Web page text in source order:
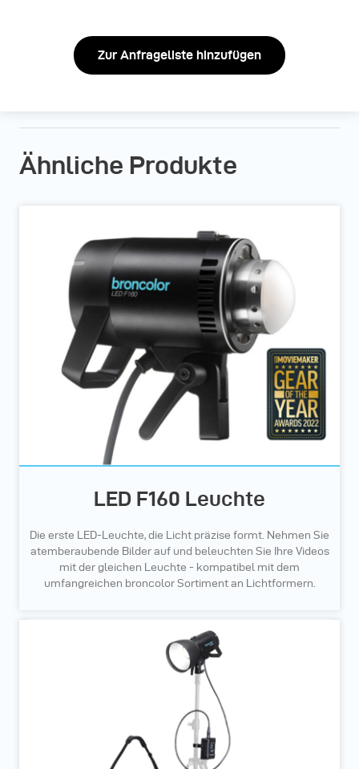
Zur Anfrageliste hinzufügen
Ähnliche Produkte
LED F160 Leuchte
Die erste LED-Leuchte, die Licht präzise formt. Nehmen Sie
atemberaubende Bilder auf und beleuchten Sie Ihre Videos
mit der gleichen Leuchte - kompatibel mit dem
umfangreichen broncolor Sortiment an Lichtformern.